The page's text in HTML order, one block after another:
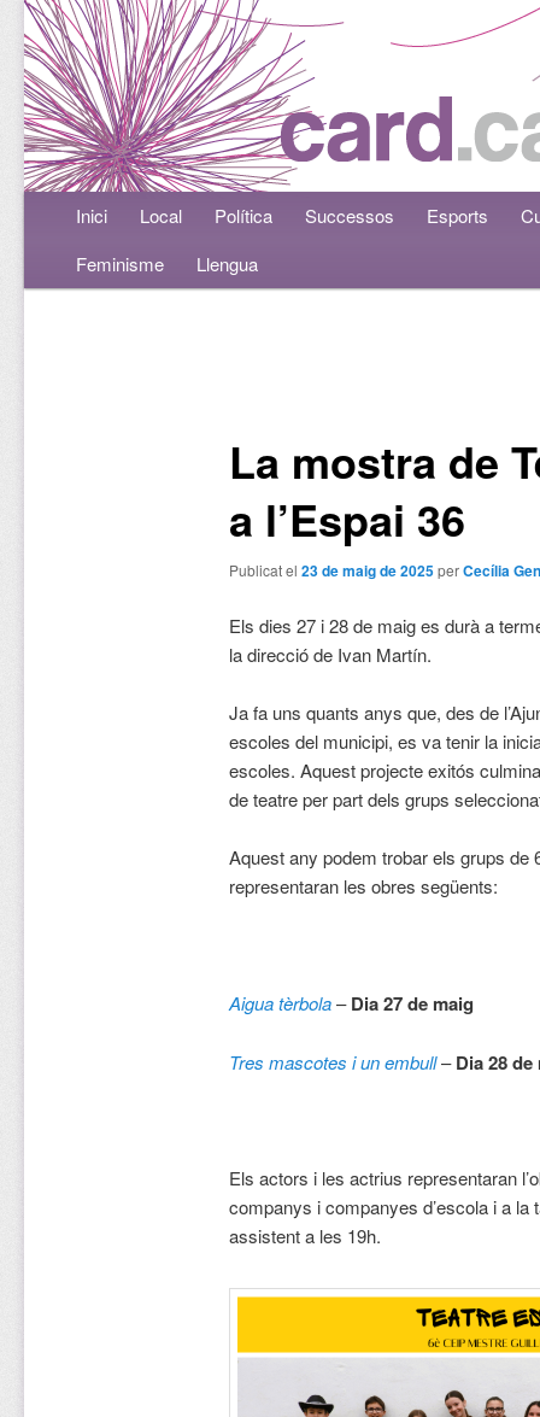
Menú principalAneu al contingut principal
Aneu al contingut secundari
Inici Local Política Successos Esports
Feminisme
Llengua
La mostra de
a l’Espai 36
Publicat el 23 de maig de 2025perCecília
Els dies 27 i 28 de maig es durà a
la direcció de Ivan Martín.
Ja fa uns quants anys que, des de
escoles del municipi, es va tenir la
escoles. Aquest projecte exitós
de teatre per part dels grups
Aquest any podem trobar els grups de
representaran les obres següents:
Aigua tèrbola–Dia 27 de maig
Tres mascotes i un embull–Dia 28 de
Els actors i les actrius representaran
companys i companyes d’escola i a la
assistent a les 19h.